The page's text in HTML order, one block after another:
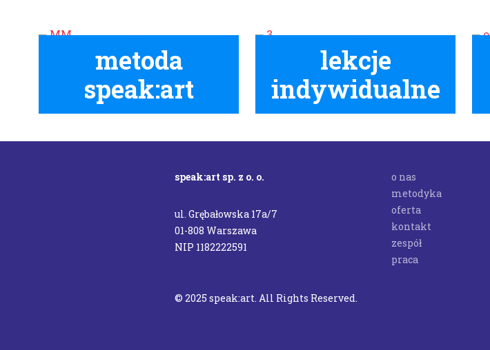
metoda
speak:art
lekcje
indywidualne
speak:art sp. z o. o.
ul. Grębałowska 17a/7
01-808 Warszawa
NIP 1182222591
© 2025 speak:art. All Rights Reserved.
o nas
metodyka
oferta
kontakt
zespół
praca